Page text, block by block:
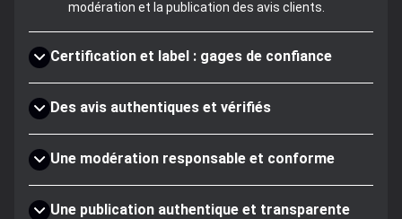
modération et la publication des avis clients.
Certification et label : gages de confiance
Des avis authentiques et vérifiés
Une modération responsable et conforme
Une publication authentique et transparente